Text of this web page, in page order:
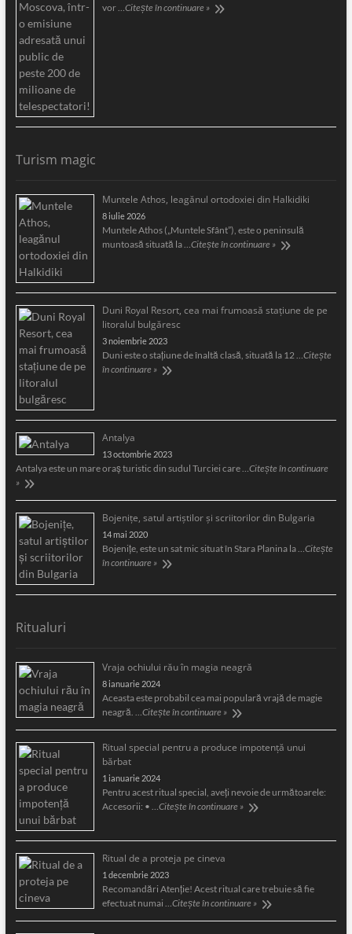
vor … Citește în continuare »
Turism magic
Muntele Athos, leagănul ortodoxiei din Halkidiki
8 iulie 2026
Muntele Athos („Muntele Sfânt”), este o peninsulă
muntoasă situată la … Citește în continuare »
Duni Royal Resort, cea mai frumoasă staţiune de pe
litoralul bulgăresc
3 noiembrie 2023
Duni este o staţiune de înaltă clasă, situată la 12 … Citește
în continuare »
Antalya
13 octombrie 2023
Antalya este un mare oraş turistic din sudul Turciei care … Citește în continuare
»
Bojeniţe, satul artiştilor şi scriitorilor din Bulgaria
14 mai 2020
Bojeniţe, este un sat mic situat în Stara Planina la … Citește
în continuare »
Ritualuri
Vraja ochiului rău în magia neagră
8 ianuarie 2024
Aceasta este probabil cea mai populară vrajă de magie
neagră. … Citește în continuare »
Ritual special pentru a produce impotență unui
bărbat
1 ianuarie 2024
Pentru acest ritual special, aveți nevoie de următoarele:
Accesorii: • … Citește în continuare »
Ritual de a proteja pe cineva
1 decembrie 2023
Recomandări Atenție! Acest ritual care trebuie să fie
efectuat numai … Citește în continuare »